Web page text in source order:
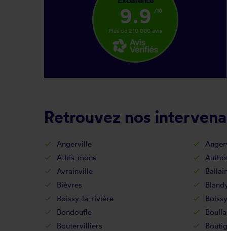
9.9 /10
Plus de 210 000 avis
Retrouvez nos
Angerville
Athis-mons
Avrainville
Bièvres
Boissy-la-rivière
Bondoufle
Boutervilliers